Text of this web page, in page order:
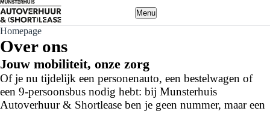
Menu
Homepage
Over ons
Jouw mobiliteit, onze zorg
Of je nu tijdelijk een personenauto, een bestelwagen of
een 9-persoonsbus nodig hebt: bij Munsterhuis
Autoverhuur & Shortlease ben je geen nummer, maar een